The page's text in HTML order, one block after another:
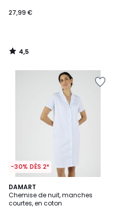
27,99 €
4,5
/
-30% DÈS 2*
DAMART
Chemise de nuit, manches
courtes, en coton
2
Couleurs